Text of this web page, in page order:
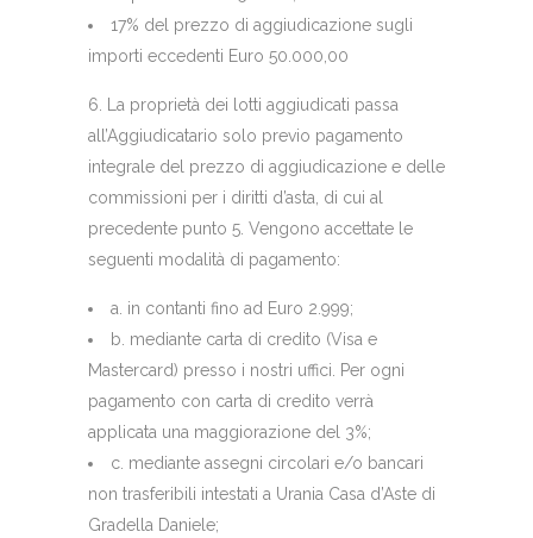
17% del prezzo di aggiudicazione sugli
importi eccedenti Euro 50.000,00
6. La proprietà dei lotti aggiudicati passa
all’Aggiudicatario solo previo pagamento
integrale del prezzo di aggiudicazione e delle
commissioni per i diritti d’asta, di cui al
precedente punto 5. Vengono accettate le
seguenti modalità di pagamento:
a. in contanti fino ad Euro 2.999;
b. mediante carta di credito (Visa e
Mastercard) presso i nostri uffici. Per ogni
pagamento con carta di credito verrà
applicata una maggiorazione del 3%;
c. mediante assegni circolari e/o bancari
non trasferibili intestati a Urania Casa d’Aste di
Gradella Daniele;